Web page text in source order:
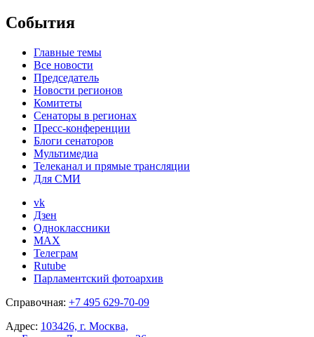
События
Главные темы
Все новости
Председатель
Новости регионов
Комитеты
Сенаторы в регионах
Пресс-конференции
Блоги сенаторов
Мультимедиа
Телеканал и прямые трансляции
Для СМИ
vk
Дзен
Одноклассники
MAX
Телеграм
Rutube
Парламентский фотоархив
Справочная: +7 495 629-70-09
Адрес: 103426, г. Москва,